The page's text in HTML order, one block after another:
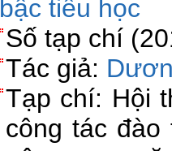
bậc tiểu học
Số tạp chí
Tác giả:
Tạp chí: Hội
công tác